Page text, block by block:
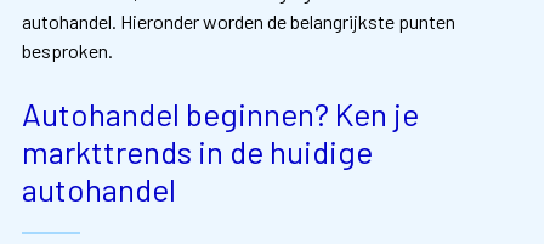
autohandel. Hieronder worden de belangrijkste punten
besproken.
Autohandel beginnen? Ken je
markttrends in de huidige
autohandel